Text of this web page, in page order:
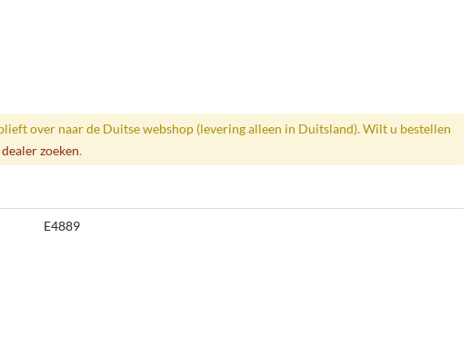
over naar de Duitse webshop (levering alleen in Duitsland). Wilt u bestellen
dealer zoeken.
E4889